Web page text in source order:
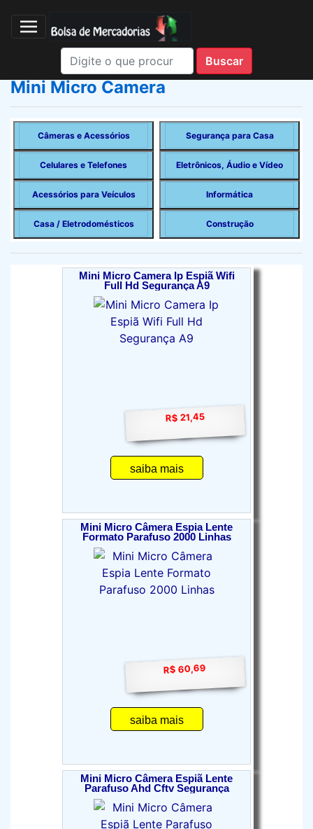
Mini Micro Camera
Câmeras e Acessórios
Celulares e Telefones
Acessórios para Veículos
Casa / Eletrodomésticos
Segurança para Casa
Eletrônicos, Áudio e Vídeo
Informática
Construção
Mini Micro Camera Ip Espiã Wifi
Full Hd Segurança A9
R$ 21,45
saiba mais
Mini Micro Câmera Espia Lente
Formato Parafuso 2000 Linhas
R$ 60,69
saiba mais
Mini Micro Câmera Espiã Lente
Parafuso Ahd Cftv Segurança